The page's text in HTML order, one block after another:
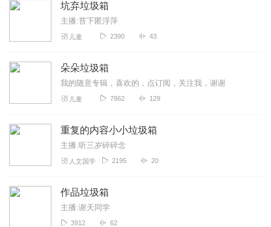
坑弃垃圾箱
主播:苔下匿浮萍
儿童 2390 43
朵朵垃圾箱
我的随意专辑，喜欢的，点订阅，关注我，谢谢
儿童 7862 129
重复的内容小小垃圾箱
主播:听三岁碎碎念
人文国学 2195 20
作品垃圾箱
主播:谢天同学
3912 62